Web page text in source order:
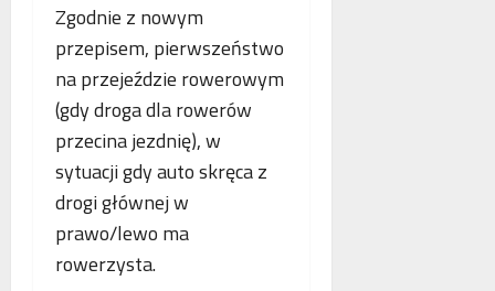
Zgodnie z nowym
przepisem, pierwszeństwo
na przejeździe rowerowym
(gdy droga dla rowerów
przecina jezdnię), w
sytuacji gdy auto skręca z
drogi głównej w
prawo/lewo ma
rowerzysta.